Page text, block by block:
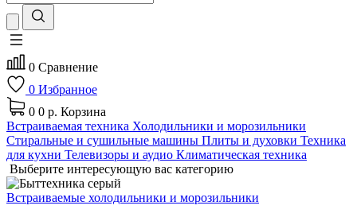
0 Сравнение
0 Избранное
0 0 р. Корзина
Встраиваемая техника Холодильники и морозильники
Стиральные и сушильные машины Плиты и духовки Техника
для кухни Телевизоры и аудио Климатическая техника
Выберите интересующую вас категорию
Встраиваемые холодильники и морозильники